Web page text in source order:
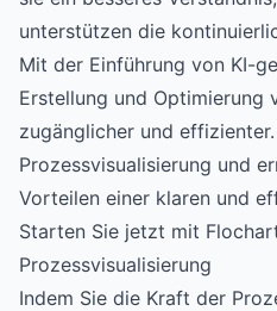
unterstützen die
Mit der Einführung von KI-
Erstellung und Optimierung
zugänglicher und
Prozessvisualisierung und
Vorteilen einer klaren und
Starten Sie jetzt mit
Prozessvisualisierung
Indem Sie die Kraft der